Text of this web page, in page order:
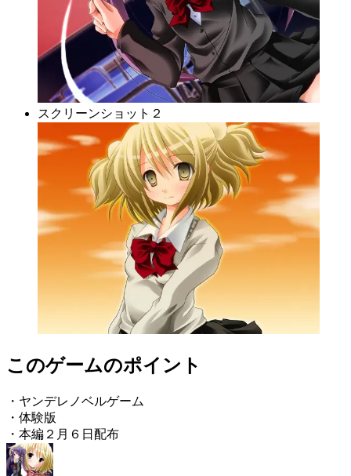
スクリーンショット２
このゲームのポイント
・ヤンデレノベルゲーム
・体験版
・本編２月６日配布